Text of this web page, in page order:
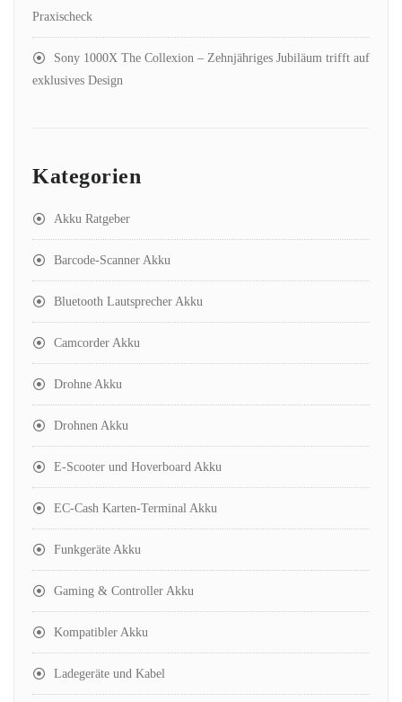
Praxischeck
Sony 1000X The Collexion – Zehnjähriges Jubiläum trifft auf
exklusives Design
Kategorien
Akku Ratgeber
Barcode-Scanner Akku
Bluetooth Lautsprecher Akku
Camcorder Akku
Drohne Akku
Drohnen Akku
E-Scooter und Hoverboard Akku
EC-Cash Karten-Terminal Akku
Funkgeräte Akku
Gaming & Controller Akku
Kompatibler Akku
Ladegeräte und Kabel